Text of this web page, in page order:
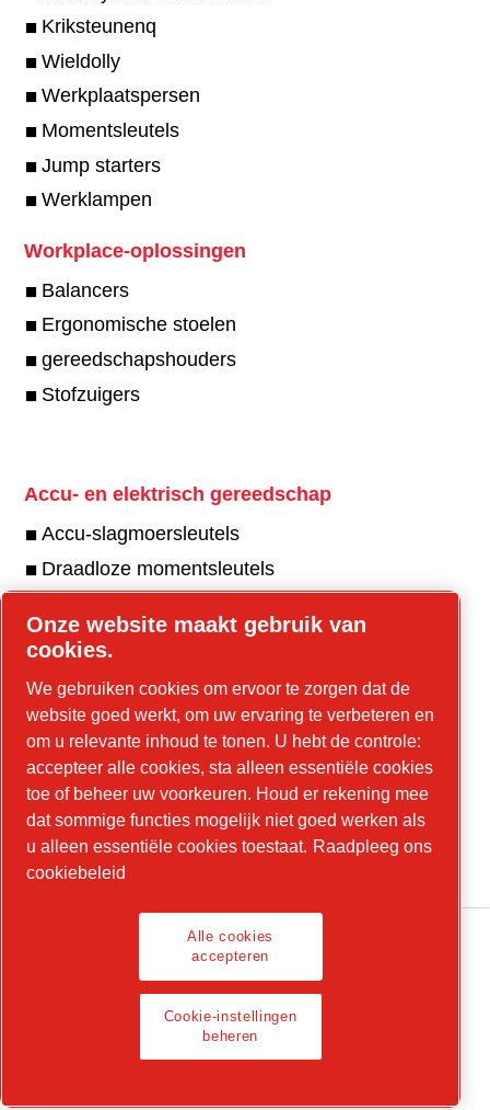
Kriksteunenq
Wieldolly
Werkplaatspersen
Momentsleutels
Jump starters
Werklampen
Workplace-oplossingen
Balancers
Ergonomische stoelen
gereedschapshouders
Stofzuigers
Accu- en elektrisch gereedschap
Accu-slagmoersleutels
Draadloze momentsleutels
Accuschuurmachines
Accessoires
Luchtleidingen
Luchtleidingconfigurator
Privacy-portaal
Cookie-instellingen beheren
Onze website maakt gebruik van
cookies.
We gebruiken cookies om ervoor te zorgen dat de
website goed werkt, om uw ervaring te verbeteren en
om u relevante inhoud te tonen. U hebt de controle:
accepteer alle cookies, sta alleen essentiële cookies
toe of beheer uw voorkeuren. Houd er rekening mee
dat sommige functies mogelijk niet goed werken als
u alleen essentiële cookies toestaat. Raadpleeg ons
cookiebeleid
Alle cookies
accepteren
Cookie-instellingen
beheren